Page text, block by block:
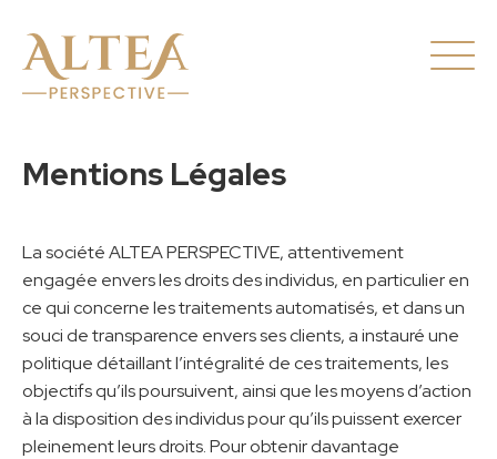
Mentions Légales
La société ALTEA PERSPECTIVE, attentivement
engagée envers les droits des individus, en particulier en
ce qui concerne les traitements automatisés, et dans un
souci de transparence envers ses clients, a instauré une
politique détaillant l’intégralité de ces traitements, les
objectifs qu’ils poursuivent, ainsi que les moyens d’action
à la disposition des individus pour qu’ils puissent exercer
pleinement leurs droits. Pour obtenir davantage